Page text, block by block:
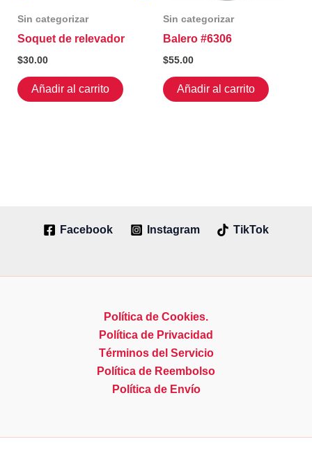
Sin categorizar
Soquet de relevador
$30.00
Añadir al carrito
Sin categorizar
Balero #6306
$55.00
Añadir al carrito
Facebook Instagram TikTok
Política de Cookies.
Política de Privacidad
Términos del Servicio
Política de Reembolso
Política de Envío